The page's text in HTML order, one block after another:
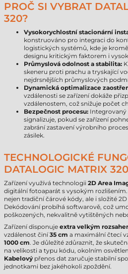
PROČ SI VYBRAT
320?
Vysokorychlostní stacionární
konstruováno pro integraci do
logistických systémů, kde je
designu kritickým faktorem i
Průmyslová odolnost a stabilita:
skeneru proti prachu a tryskající
nejdrsnějších průmyslových
Dynamická optimalizace
vzdálenosti se zařízení dokáže
vzdálenostem, což snižuje počet
Bezpečnost procesu: Integrovaný
signalizuje, pokud se zařízení
zabrání zastavení výrobního
zásilek.
TECHNOLOGICKÉ
DATALOGIC MATRIX 320
Zařízení využívá technologii 2D Area
digitální fotoaparát s vysokým
nejen tradiční čárové kódy, ale i složité
Dekódování probíhá softwarově, což
poškozených, nekvalitně vytištěných
Zařízení disponuje extra velkým
vzdálenost činí35 cm a maximální čtecí
1000 cm. Je důležité zdůraznit, že
na velikosti a typu kódu, okolním
Kabelový přenos dat zaručuje stabilní
jednotkami bez jakéhokoli zpoždění.